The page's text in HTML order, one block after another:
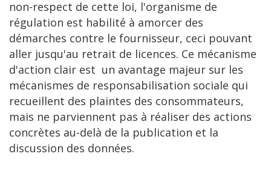
non-respect de cette loi, l'organisme de
régulation est habilité à amorcer des
démarches contre le fournisseur, ceci pouvant
aller jusqu'au retrait de licences. Ce mécanisme
d'action clair est un avantage majeur sur les
mécanismes de responsabilisation sociale qui
recueillent des plaintes des consommateurs,
mais ne parviennent pas à réaliser des actions
concrètes au-delà de la publication et la
discussion des données.